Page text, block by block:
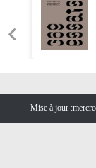
Mise à jour